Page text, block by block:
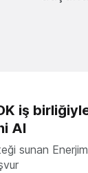
iş
Al
sunan Enerjim